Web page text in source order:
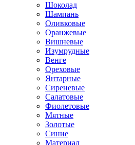
Шоколад
Шампань
Оливковые
Оранжевые
Вишневые
Изумрудные
Венге
Ореховые
Янтарные
Сиреневые
Салатовые
Фиолетовые
Мятные
Золотые
Синие
Материал